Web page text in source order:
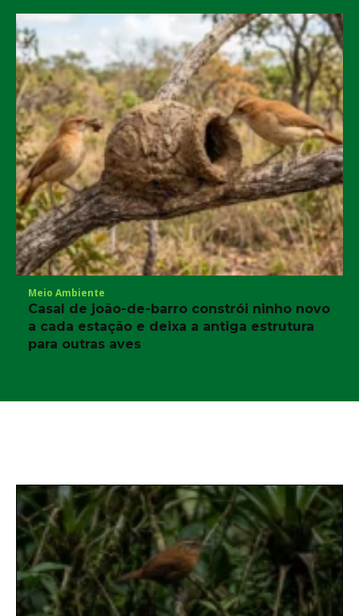
Meio Ambiente
Casal de joão-de-barro constrói ninho novo
a cada estação e deixa a antiga estrutura
para outras aves